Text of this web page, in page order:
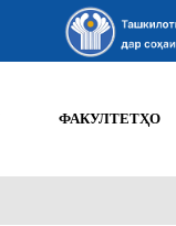
ФАКУЛТЕТҲО